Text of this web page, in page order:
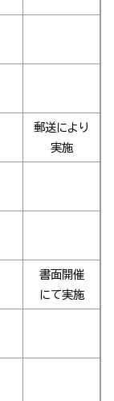
郵送により
実施
書面開催
にて実施